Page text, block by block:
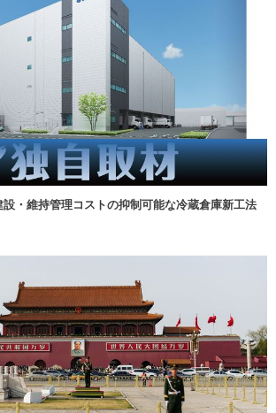
設・維持管理コストの抑制可能な冷蔵倉庫新工法